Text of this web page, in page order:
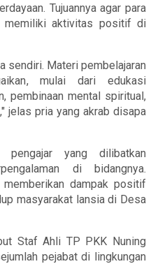
Tujuannya agar para
memiliki aktivitas positif di
sendiri. Materi pembelajaran
mulai dari edukasi
pembinaan mental spiritual,
jelas pria yang akrab disapa
pengajar yang dilibatkan
di bidangnya.
dampak positif
masyarakat lansia di Desa
Staf Ahli TP PKK Nuning
pejabat di lingkungan